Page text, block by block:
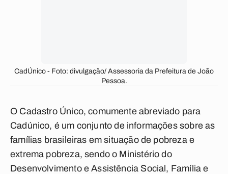
CadÚnico - Foto: divulgação/ Assessoria da Prefeitura de João
Pessoa.
O Cadastro Único, comumente abreviado para
Cadúnico, é um conjunto de informações sobre as
famílias brasileiras em situação de pobreza e
extrema pobreza, sendo o Ministério do
Desenvolvimento e Assistência Social, Família e